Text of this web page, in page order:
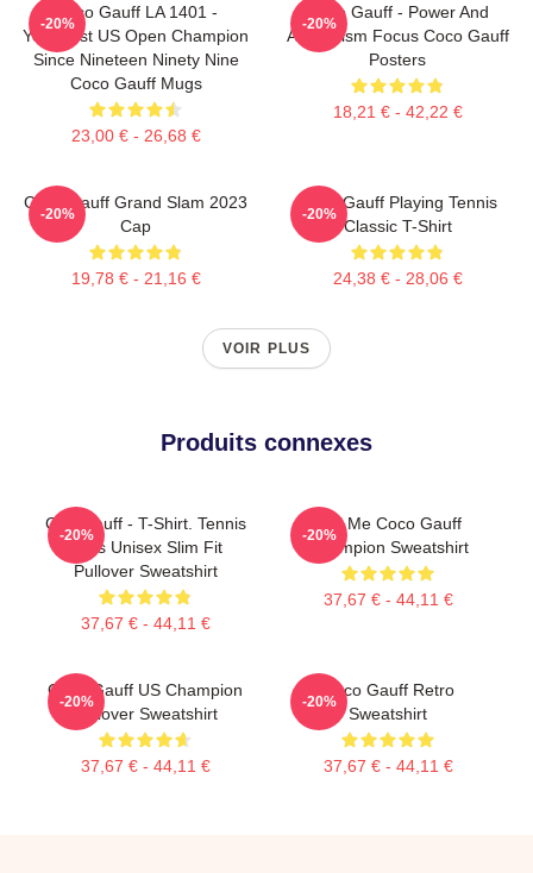
Coco Gauff LA 1401 -
Youngest US Open Champion
Since Nineteen Ninety Nine
Coco Gauff Mugs
23,00 € - 26,68 €
-20%
Coco Gauff - Power And
Athleticism Focus Coco Gauff
Posters
18,21 € - 42,22 €
-20%
Coco Gauff Grand Slam 2023
Cap
19,78 € - 21,16 €
-20%
Coco Gauff Playing Tennis
Classic T-Shirt
24,38 € - 28,06 €
-20%
VOIR PLUS
Produits connexes
Cori Gauff - T-Shirt. Tennis
Fans Unisex Slim Fit
Pullover Sweatshirt
37,67 € - 44,11 €
-20%
Call Me Coco Gauff
Champion Sweatshirt
37,67 € - 44,11 €
-20%
Coco Gauff US Champion
Pullover Sweatshirt
37,67 € - 44,11 €
-20%
Coco Gauff Retro
Sweatshirt
37,67 € - 44,11 €
-20%